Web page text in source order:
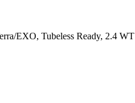
EXO, Tubeless Ready, 2.4 WT